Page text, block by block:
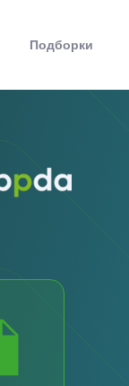
Подборки